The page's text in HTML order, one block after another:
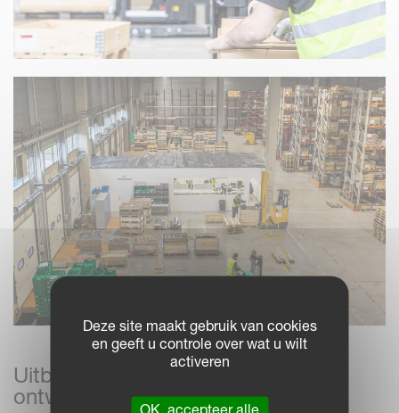
Uitbreiding, mijlpalen en nieuw
ontwikkelingsproject
Deze site maakt gebruik van cookies
en geeft u controle over wat u wilt
activeren
OK, accepteer alle